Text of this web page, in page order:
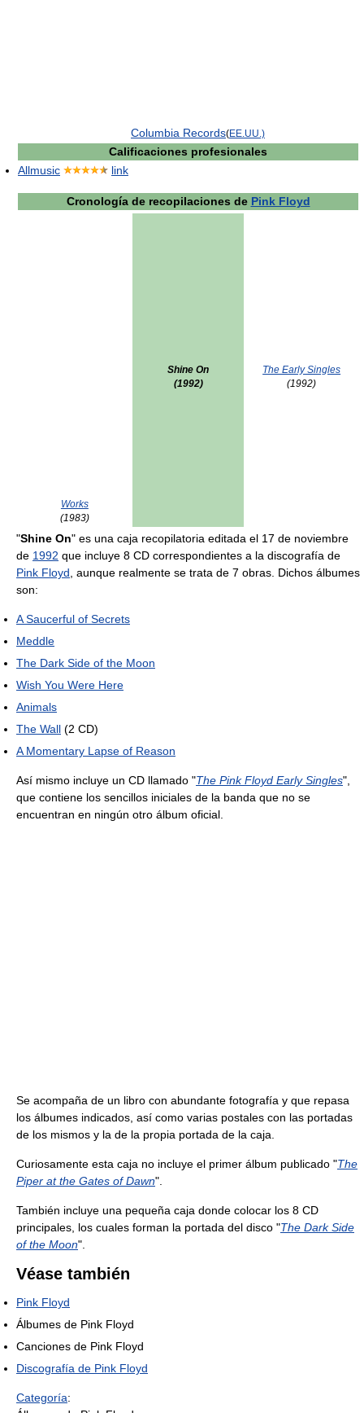
Columbia Records(EE.UU.)
Calificaciones profesionales
Allmusic
link
Cronología de recopilaciones de Pink Floyd
Works
(1983)
Shine On
(1992)
The Early Singles
(1992)
"Shine On" es una caja recopilatoria editada el 17 de noviembre
de 1992 que incluye 8 CD correspondientes a la discografía de
Pink Floyd , aunque realmente se trata de 7 obras. Dichos álbumes
son:
A Saucerful of Secrets
Meddle
The Dark Side of the Moon
Wish You Were Here
Animals
The Wall (2 CD)
A Momentary Lapse of Reason
Así mismo incluye un CD llamado "The Pink Floyd Early Singles",
que contiene los sencillos iniciales de la banda que no se
encuentran en ningún otro álbum oficial.
Se acompaña de un libro con abundante fotografía y que repasa
los álbumes indicados, así como varias postales con las portadas
de los mismos y la de la propia portada de la caja.
Curiosamente esta caja no incluye el primer álbum publicado "The
Piper at the Gates of Dawn".
También incluye una pequeña caja donde colocar los 8 CD
principales, los cuales forman la portada del disco "The Dark Side
of the Moon".
Véase también
Pink Floyd
Álbumes de Pink Floyd
Canciones de Pink Floyd
Discografía de Pink Floyd
Categoría: